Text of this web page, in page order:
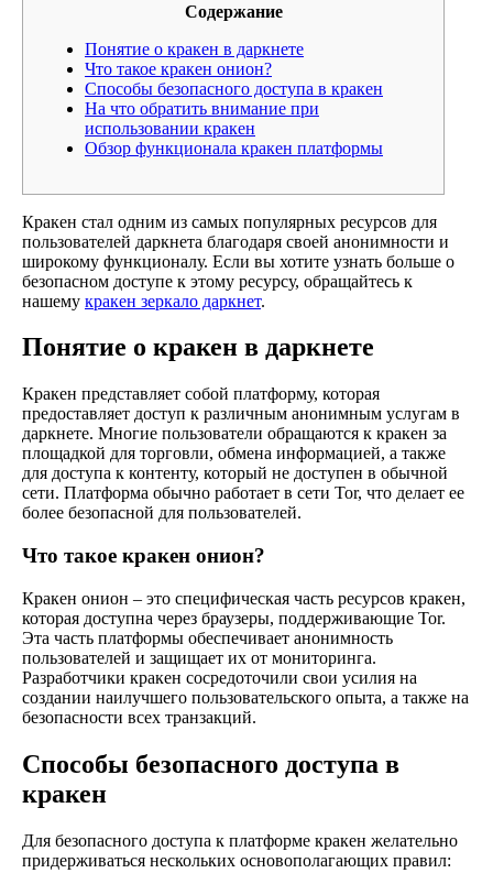
Содержание
Понятие о кракен в даркнете
Что такое кракен онион?
Способы безопасного доступа в кракен
На что обратить внимание при
использовании кракен
Обзор функционала кракен платформы
Кракен стал одним из самых популярных ресурсов для
пользователей даркнета благодаря своей анонимности и
широкому функционалу. Если вы хотите узнать больше о
безопасном доступе к этому ресурсу, обращайтесь к
нашему кракен зеркало даркнет.
Понятие о кракен в даркнете
Кракен представляет собой платформу, которая
предоставляет доступ к различным анонимным услугам в
даркнете. Многие пользователи обращаются к кракен за
площадкой для торговли, обмена информацией, а также
для доступа к контенту, который не доступен в обычной
сети. Платформа обычно работает в сети Tor, что делает ее
более безопасной для пользователей.
Что такое кракен онион?
Кракен онион – это специфическая часть ресурсов кракен,
которая доступна через браузеры, поддерживающие Tor.
Эта часть платформы обеспечивает анонимность
пользователей и защищает их от мониторинга.
Разработчики кракен сосредоточили свои усилия на
создании наилучшего пользовательского опыта, а также на
безопасности всех транзакций.
Способы безопасного доступа в
кракен
Для безопасного доступа к платформе кракен желательно
придерживаться нескольких основополагающих правил: